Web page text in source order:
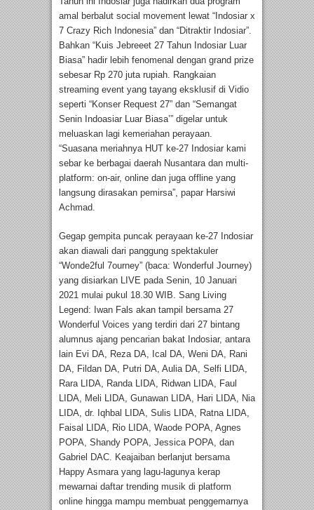
amal berbalut social movement lewat “Indosiar x
7 Crazy Rich Indonesia” dan “Ditraktir Indosiar”.
Bahkan “Kuis Jebreeet 27 Tahun Indosiar Luar
Biasa” hadir lebih fenomenal dengan grand prize
sebesar Rp 270 juta rupiah. Rangkaian
streaming event yang tayang eksklusif di Vidio
seperti “Konser Request 27” dan “Semangat
Senin Indoasiar Luar Biasa’” digelar untuk
meluaskan lagi kemeriahan perayaan.
“Suasana meriahnya HUT ke-27 Indosiar kami
sebar ke berbagai daerah Nusantara dan multi-
platform: on-air, online dan juga offline yang
langsung dirasakan pemirsa”, papar Harsiwi
Achmad.
Gegap gempita puncak perayaan ke-27 Indosiar
akan diawali dari panggung spektakuler
“Wonde2ful 7ourney” (baca: Wonderful Journey)
yang disiarkan LIVE pada Senin, 10 Januari
2021 mulai pukul 18.30 WIB. Sang Living
Legend: Iwan Fals akan tampil bersama 27
Wonderful Voices yang terdiri dari 27 bintang
alumnus ajang pencarian bakat Indosiar, antara
lain Evi DA, Reza DA, Ical DA, Weni DA, Rani
DA, Fildan DA, Putri DA, Aulia DA, Selfi LIDA,
Rara LIDA, Randa LIDA, Ridwan LIDA, Faul
LIDA, Meli LIDA, Gunawan LIDA, Hari LIDA, Nia
LIDA, dr. Iqhbal LIDA, Sulis LIDA, Ratna LIDA,
Faisal LIDA, Rio LIDA, Waode POPA, Agnes
POPA, Shandy POPA, Jessica POPA, dan
Gabriel DAC. Keajaiban berlanjut bersama
Happy Asmara yang lagu-lagunya kerap
mewarnai daftar trending musik di platform
online hingga mampu membuat penggemarnya